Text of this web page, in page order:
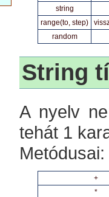
string
range(to, step)
random
String
A nyelv
tehát 1
Metódusai:
+
*